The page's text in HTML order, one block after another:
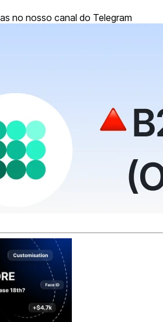
no nosso canal do Telegram